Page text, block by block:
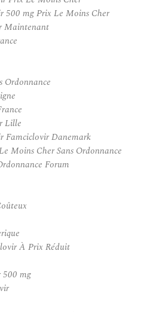
500 mg Prix Le Moins Cher
Maintenant
Ordonnance
Lille
Famciclovir Danemark
Moins Cher Sans Ordonnance
Forum
À Prix Réduit
mg